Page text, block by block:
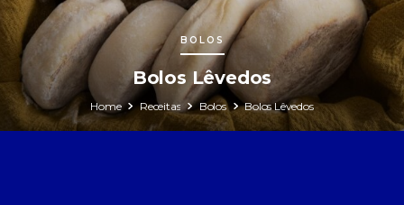
BOLOS
Bolos Lêvedos
Home Receitas Bolos Bolos Lêvedos